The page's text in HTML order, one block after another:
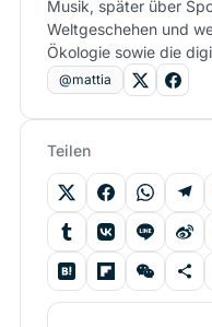
Musik, später über
Weltgeschehen und
Ökologie sowie die
@mattia
Teilen